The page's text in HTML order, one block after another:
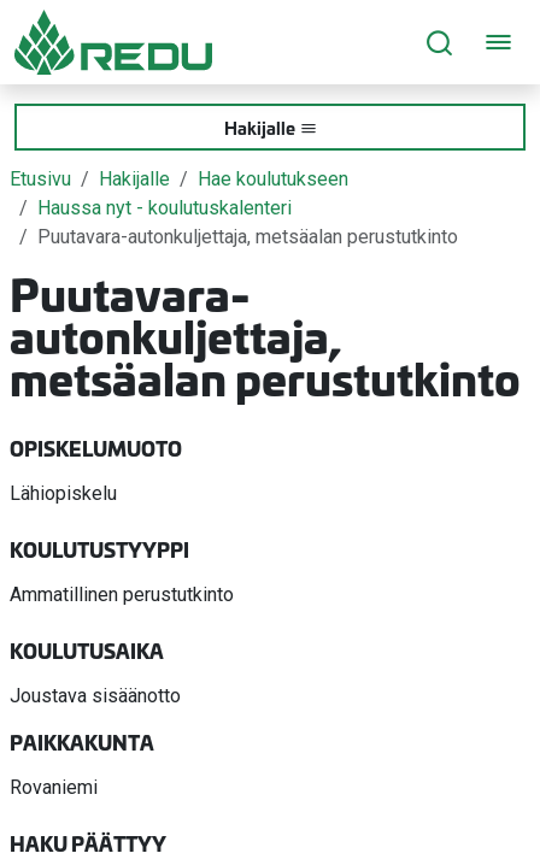
Siirry sivusisältöön
Hakijalle
Etusivu Hakijalle
Hae koulutukseen
Haussa nyt - koulutuskalenteri
Puutavara-autonkuljettaja, metsäalan perustutkinto
Puutavara-
autonkuljettaja,
metsäalan perustutkinto
OPISKELUMUOTO
Lähiopiskelu
KOULUTUSTYYPPI
Ammatillinen perustutkinto
KOULUTUSAIKA
Joustava sisäänotto
PAIKKAKUNTA
Rovaniemi
HAKU PÄÄTTYY